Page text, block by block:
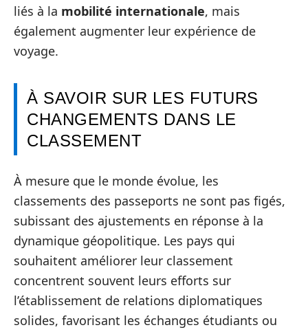
liés à la mobilité internationale, mais
également augmenter leur expérience de
voyage.
À SAVOIR SUR LES FUTURS
CHANGEMENTS DANS LE
CLASSEMENT
À mesure que le monde évolue, les
classements des passeports ne sont pas figés,
subissant des ajustements en réponse à la
dynamique géopolitique. Les pays qui
souhaitent améliorer leur classement
concentrent souvent leurs efforts sur
l’établissement de relations diplomatiques
solides, favorisant les échanges étudiants ou